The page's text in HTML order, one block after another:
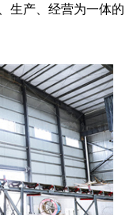
生产、经营为一体的